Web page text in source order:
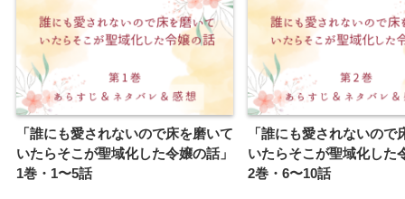
「誰にも愛されないので床を磨いて
いたらそこが聖域化した令嬢の話」
1巻・1〜5話
「誰にも愛されないので
いたらそこが聖域化した
2巻・6〜10話